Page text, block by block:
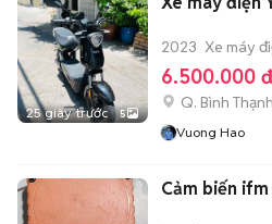
25 giây trước 5
2023 Xe máy
6.500.000 đ
Q. Bình Thạnh
Vuong Hao
Cảm biến